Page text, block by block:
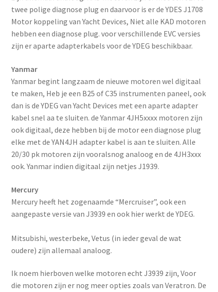
twee polige diagnose plug en daarvoor is er de YDES J1708
Motor koppeling van Yacht Devices, Niet alle KAD motoren
hebben een diagnose plug. voor verschillende EVC versies
zijn er aparte adapterkabels voor de YDEG beschikbaar.
Yanmar
Yanmar begint langzaam de nieuwe motoren wel digitaal
te maken, Heb je een B25 of C35 instrumenten paneel, ook
dan is de YDEG van Yacht Devices met een aparte adapter
kabel snel aa te sluiten. de Yanmar 4JH5xxxx motoren zijn
ook digitaal, deze hebben bij de motor een diagnose plug
elke met de YAN4JH adapter kabel is aan te sluiten. Alle
20/30 pk motoren zijn vooralsnog analoog en de 4JH3xxx
ook. Yanmar indien digitaal zijn netjes J1939.
Mercury
Mercury heeft het zogenaamde “Mercruiser”, ook een
aangepaste versie van J3939 en ook hier werkt de YDEG.
Mitsubishi, westerbeke, Vetus (in ieder geval de wat
oudere) zijn allemaal analoog.
Ik noem hierboven welke motoren echt J3939 zijn, Voor
die motoren zijn er nog meer opties zoals van Veratron. De